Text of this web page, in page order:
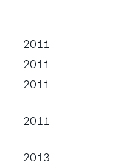
2011
2011
2011
2011
2013